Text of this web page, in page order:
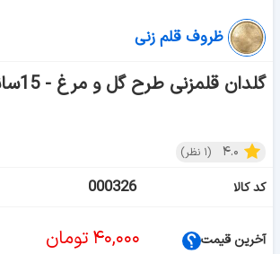
ظروف قلم زنی
گلدان قلمزنی طرح گل و مرغ - 15سانتی
۴.۰ (۱ نظر)
کد کالا
000326
آخرین قیمت ۴۰,۰۰۰ تومان